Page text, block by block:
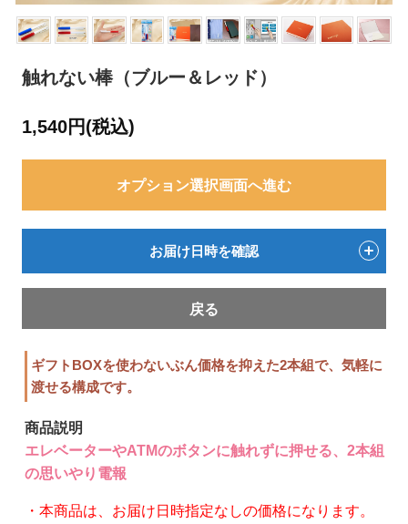
触れない棒（ブルー＆レッド）
ギフトBOXを使わないぶん価格を抑えた2本組で、気軽に
渡せる構成です。
商品説明
エレベーターやATMのボタンに触れずに押せる、2本組
の思いやり電報
・本商品は、お届け日時指定なしの価格になります。
1,540円(税込)
オプション選択画面へ進む
お届け日時を確認
戻る